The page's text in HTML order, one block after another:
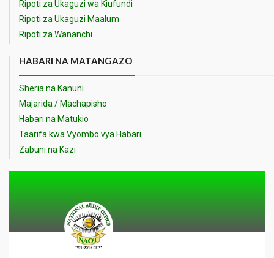
Ripoti za Ukaguzi wa Kiufundi
Ripoti za Ukaguzi Maalum
Ripoti za Wananchi
HABARI NA MATANGAZO
Sheria na Kanuni
Majarida / Machapisho
Habari na Matukio
Taarifa kwa Vyombo vya Habari
Zabuni na Kazi